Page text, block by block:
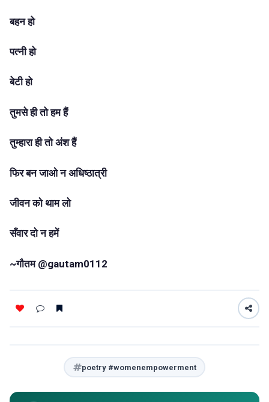
बहन हो
पत्नी हो
बेटी हो
तुमसे ही तो हम हैं
तुम्हारा ही तो अंश हैं
फिर बन जाओ न अधिष्ठात्री
जीवन को थाम लो
सँवार दो न हमें
~गौतम @gautam0112
poetry #womenempowerment